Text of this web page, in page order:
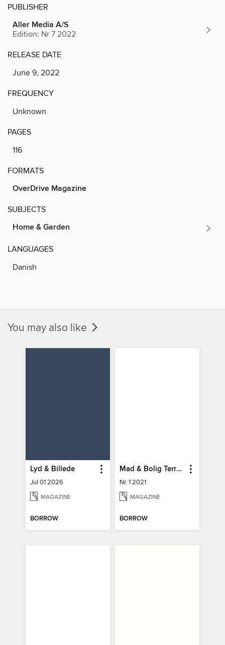
PUBLISHER
Aller Media A/S
Edition: Nr 7 2022
RELEASE DATE
June 9, 2022
FREQUENCY
Unknown
PAGES
116
FORMATS
OverDrive Magazine
SUBJECTS
Home & Garden
LANGUAGES
Danish
You may also like
Lyd & Billede
Jul 01 2026
MAGAZINE
BORROW
Mad & Bolig Terrasse og udeliv
Nr. 1 2021
MAGAZINE
BORROW